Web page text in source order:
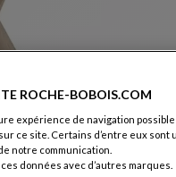
ROCHE-BOBOIS.COM
expérience de navigation
ce site. Certains d’entre eux
notre communication.
données avec d’autres marques.